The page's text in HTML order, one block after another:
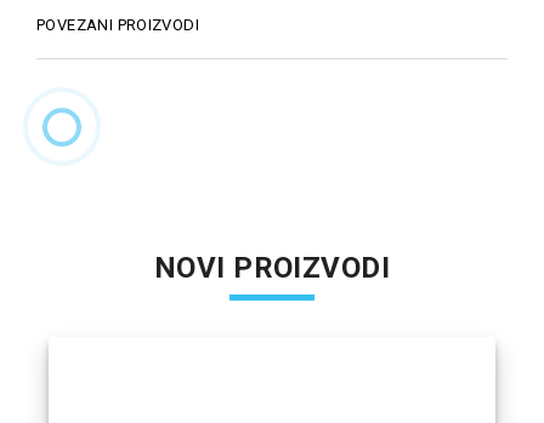
POVEZANI PROIZVODI
NOVI PROIZVODI